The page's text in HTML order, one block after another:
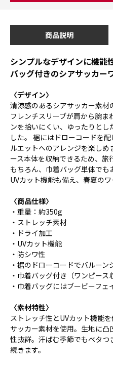
商品説明
シンプルなデザインに機能
バッグ付きのシアサッカー
〈デザイン〉
清涼感のあるシアサッカー素材
フレンチスリーブが肩から腕ま
ンを拾いにくい、ゆったりと
した。 裾にはドローコードを
ルエットへのアレンジを楽しめ
ース本体を収納できるため、旅
もちろん、巾着バッグ単体でも
UVカット機能も備え、春夏の
〈商品仕様〉
・重量：約350g
・ストレッチ素材
・ドライ加工
・UVカット機能
・防シワ性
・裾のドローコードでバルー
・巾着バッグ付き（ワンピース
・巾着バッグにはブービーフェ
〈素材特性〉
ストレッチ性とUVカット機能
サッカー素材を使用。生地に
性抜群。汗ばむ季節でもベタ
続きます。